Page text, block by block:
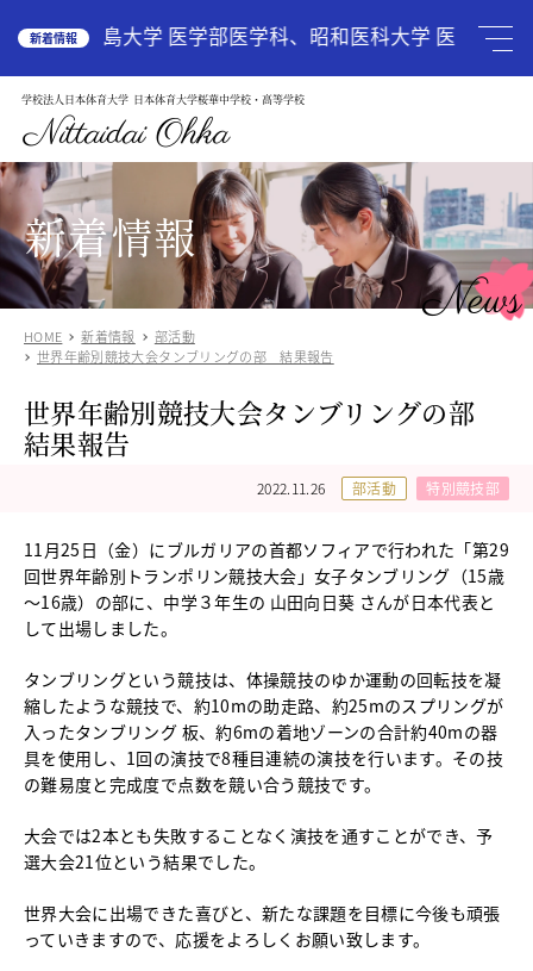
新着情報広島大学 医学部医学科、昭和医科大学 医学部医
学校法人日本体育大学 日本体育大学桜華中学校・高等学校
Nittaidai Ohka
HOME
学校案内
教育理念
ご挨拶
グランドデザイン
施設紹介
学校紹介動画
アクセス
受験生の方へ
高校入試関係
説明会・オープンスクール
中国語圏の生徒様で入学に興味のある方
中学校教育
独自の教育
国際理解教育
進路サポート
中学入試関連
制服紹介
高等学校 Senior High School
コース紹介
アドバンストコース
総合スポーツコース
高等学校教育
新着情報
News
HOME 新着情報
部活動
世界年齢別競技大会タンブリングの部 結果報告
世界年齢別競技大会タンブリングの部
結果報告
2022.11.26 部活動 特別競技部
11月25日（金）にブルガリアの首都ソフィアで行われた「第29
回世界年齢別トランポリン競技大会」女子タンブリング（15歳
～16歳）の部に、中学３年生の 山田向日葵 さんが日本代表と
して出場しました。
タンブリングという競技は、体操競技のゆか運動の回転技を凝
縮したような競技で、約10mの助走路、約25mのスプリングが
入ったタンブリング 板、約6mの着地ゾーンの合計約40mの器
具を使用し、1回の演技で8種目連続の演技を行います。その技
の難易度と完成度で点数を競い合う競技です。
大会では2本とも失敗することなく演技を通すことができ、予
選大会21位という結果でした。
世界大会に出場できた喜びと、新たな課題を目標に今後も頑張
っていきますので、応援をよろしくお願い致します。